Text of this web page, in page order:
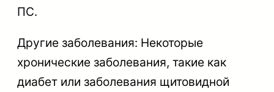
ПС.
Другие заболевания: Некоторые
хронические заболевания, такие как
диабет или заболевания щитовидной